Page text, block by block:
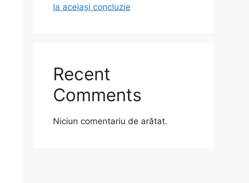
la aceiași concluzie
Recent
Comments
Niciun comentariu de arătat.